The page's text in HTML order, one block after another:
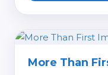
More Than